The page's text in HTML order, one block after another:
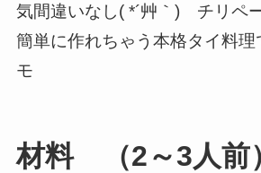
気間違いなし( *´艸｀) チリペ
簡単に作れちゃう本格タイ料理
モ
材料 （2～3人前